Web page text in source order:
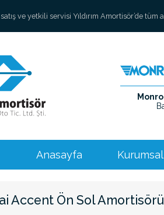
ve yetkili servisi Yıldırım Amortisör’de
Anasayfa Kurumsal
Accent Ön Sol Amortisörü